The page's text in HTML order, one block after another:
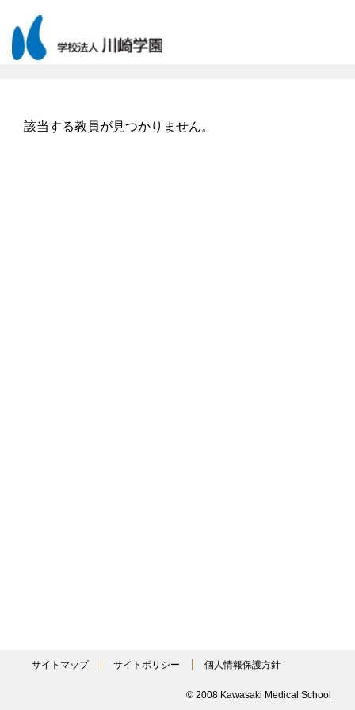
該当する教員が見つかりません。
サイトマップ サイトポリシー 個人情報保護方針
© 2008 Kawasaki Medical School